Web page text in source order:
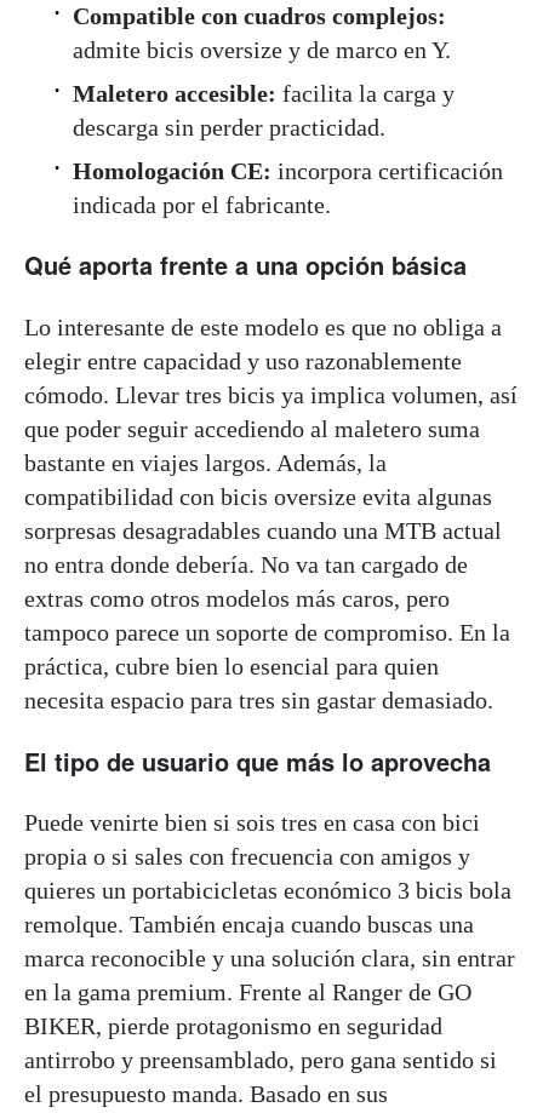
Compatible con cuadros complejos:
admite bicis oversize y de marco en Y.
Maletero accesible: facilita la carga y
descarga sin perder practicidad.
Homologación CE: incorpora certificación
indicada por el fabricante.
Qué aporta frente a una opción básica
Lo interesante de este modelo es que no obliga a
elegir entre capacidad y uso razonablemente
cómodo. Llevar tres bicis ya implica volumen, así
que poder seguir accediendo al maletero suma
bastante en viajes largos. Además, la
compatibilidad con bicis oversize evita algunas
sorpresas desagradables cuando una MTB actual
no entra donde debería. No va tan cargado de
extras como otros modelos más caros, pero
tampoco parece un soporte de compromiso. En la
práctica, cubre bien lo esencial para quien
necesita espacio para tres sin gastar demasiado.
El tipo de usuario que más lo aprovecha
Puede venirte bien si sois tres en casa con bici
propia o si sales con frecuencia con amigos y
quieres un portabicicletas económico 3 bicis bola
remolque. También encaja cuando buscas una
marca reconocible y una solución clara, sin entrar
en la gama premium. Frente al Ranger de GO
BIKER, pierde protagonismo en seguridad
antirrobo y preensamblado, pero gana sentido si
el presupuesto manda. Basado en sus